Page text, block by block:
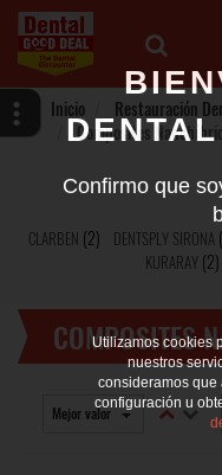
Inicio Restauración
Composites
CLARBEN (2) DENTSPLY SIRONA
KURARAY(2)
COMPOSITES
Mejor valor
Confirmo que
Utilizamos cookies
nuestros
consideramos que
configuración u